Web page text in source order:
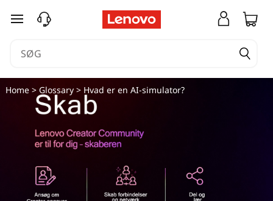
spring til hovedindhold
Home> Glossary> Hvad er en AI-simulator?